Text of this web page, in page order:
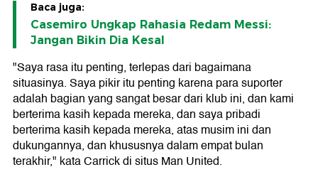
Baca juga:
Casemiro Ungkap Rahasia Redam Messi:
Jangan Bikin Dia Kesal
"Saya rasa itu penting, terlepas dari bagaimana
situasinya. Saya pikir itu penting karena para suporter
adalah bagian yang sangat besar dari klub ini, dan kami
berterima kasih kepada mereka, dan saya pribadi
berterima kasih kepada mereka, atas musim ini dan
dukungannya, dan khususnya dalam empat bulan
terakhir," kata Carrick di situs Man United.